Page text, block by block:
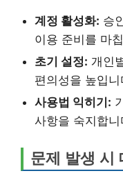
계정 활성화: 승
이용 준비를 마
초기 설정: 개인
편의성을 높입니
사용법 익히기:
사항을 숙지합니
문제 발생 시